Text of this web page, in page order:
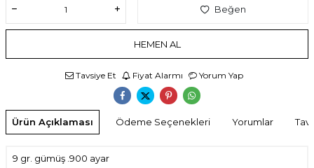
Beğen
HEMEN AL
Tavsiye Et Fiyat Alarmı Yorum Yap
Ürün Açıklaması Ödeme Seçenekleri Yorumlar
9 gr. gümüş .900 ayar